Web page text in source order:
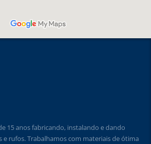
15 anos fabricando, instalando e dando
e rufos. Trabalhamos com materiais de ótima